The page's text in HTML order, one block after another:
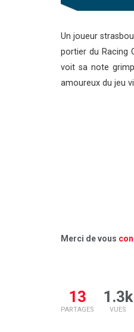
Un joueur
portier du Racing
voit sa note
amoureux du jeu
Merci de vous
13
PARTAGES
1.3k
VUES